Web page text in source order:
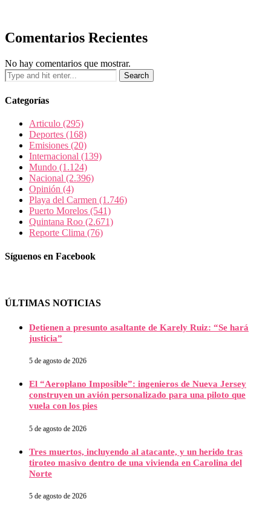
Comentarios Recientes
No hay comentarios que mostrar.
Categorías
Articulo (295)
Deportes (168)
Emisiones (20)
Internacional (139)
Mundo (1.124)
Nacional (2.396)
Opinión (4)
Playa del Carmen (1.746)
Puerto Morelos (541)
Quintana Roo (2.671)
Reporte Clima (76)
Síguenos en Facebook
ÚLTIMAS NOTICIAS
Detienen a presunto asaltante de Karely Ruiz: “Se hará
justicia”
5 de agosto de 2026
El “Aeroplano Imposible”: ingenieros de Nueva Jersey
construyen un avión personalizado para una piloto que
vuela con los pies
5 de agosto de 2026
Tres muertos, incluyendo al atacante, y un herido tras
tiroteo masivo dentro de una vivienda en Carolina del
Norte
5 de agosto de 2026